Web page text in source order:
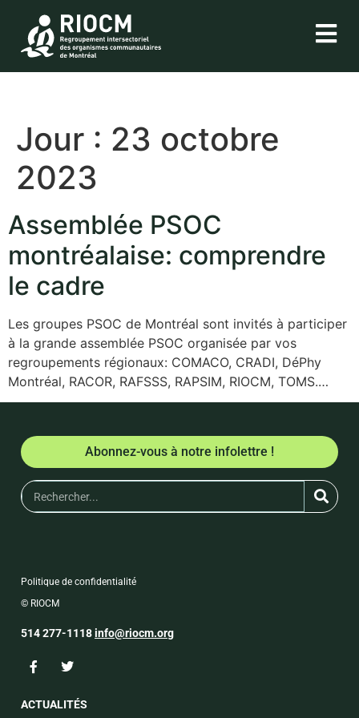
Jour : 23 octobre
2023
Assemblée PSOC
montréalaise: comprendre
le cadre
Les groupes PSOC de Montréal sont invités à participer
à la grande assemblée PSOC organisée par vos
regroupements régionaux: COMACO, CRADI, DéPhy
Montréal, RACOR, RAFSSS, RAPSIM, RIOCM, TOMS.…
Abonnez-vous à notre infolettre !
Politique de confidentialité
© RIOCM
514 277-1118info@riocm.org
ACTUALITÉS